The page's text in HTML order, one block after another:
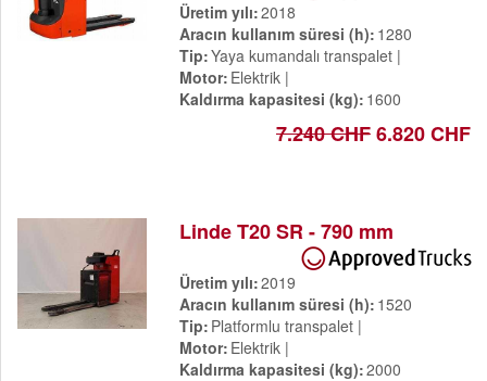
Üretim yılı 2018
Aracın kullanım süresi (h) 1280
Tip Yaya kumandalı transpalet
Motor Elektrik
Kaldırma kapasitesi (kg) 1600
7.240 CHF6.820 CHF
Linde T20 SR - 790 mm
Üretim yılı 2019
Aracın kullanım süresi (h) 1520
Tip Platformlu transpalet
Motor Elektrik
Kaldırma kapasitesi (kg) 2000